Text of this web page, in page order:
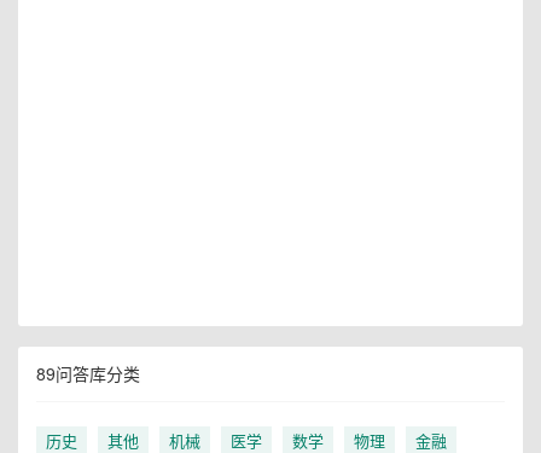
89问答库分类
历史 其他 机械 医学 数学 物理
金融